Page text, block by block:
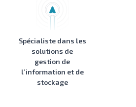
Spécialiste dans les
solutions de
gestion de
l’information et de
stockage